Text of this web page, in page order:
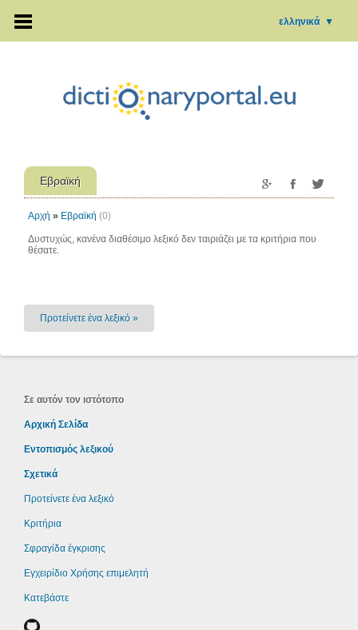
ελληνικά ▼
Εβραϊκή
Αρχή » Εβραϊκή (0)
Δυστυχώς, κανένα διαθέσιμο λεξικό δεν ταιριάζει με τα κριτήρια που
θέσατε.
Προτείνετε ένα λεξικό »
Σε αυτόν τον ιστότοπο
Αρχική Σελίδα
Εντοπισμός λεξικού
Σχετικά
Προτείνετε ένα λεξικό
Κριτήρια
Σφραγίδα έγκρισης
Εγχειρίδιο Χρήσης επιμελητή
Κατεβάστε